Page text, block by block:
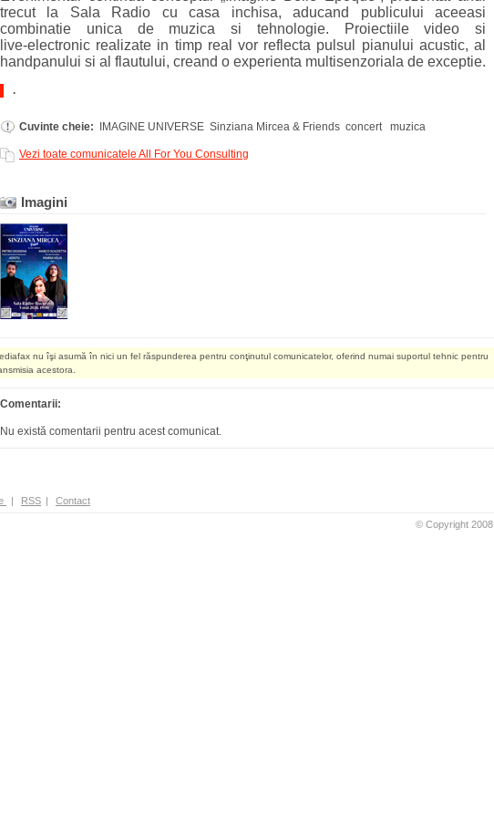
trecut la Sala Radio cu casa inchisa, aducand publicului aceeasi
combinatie unica de muzica si tehnologie. Proiectiile video si
live‑electronic realizate in timp real vor reflecta pulsul pianului acustic, al
handpanului si al flautului, creand o experienta multisenzoriala de exceptie.
.
Cuvinte cheie: IMAGINE UNIVERSE Sinziana Mircea & Friends concert muzica
Vezi toate comunicatele All For You Consulting
Imagini
nu îşi asumă în nici un fel răspunderea pentru conţinutul comunicatelor, oferind numai suportul tehnic pentru
acestora.
Comentarii:
Nu există comentarii pentru acest comunicat.
| RSS | Contact
© Copyright 2008